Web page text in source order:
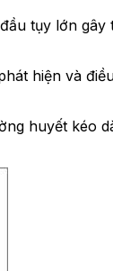
tụy lớn
hiện và
huyết kéo